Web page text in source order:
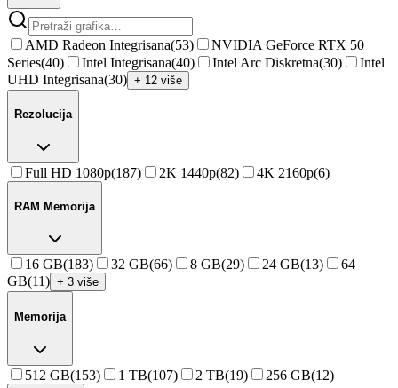
AMD Radeon Integrisana(53)
NVIDIA GeForce RTX 50
Series(40) Intel Integrisana(40) Intel Arc Diskretna(30)
Intel
UHD Integrisana(30) + 12 više
Rezolucija
Full HD 1080p(187) 2K 1440p(82) 4K 2160p(6)
RAM Memorija
16 GB(183) 32 GB(66) 8 GB(29) 24 GB(13)
64
GB(11) + 3 više
Memorija
512 GB(153) 1 TB(107) 2 TB(19) 256 GB(12)